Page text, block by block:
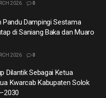
2026 0
Dampingi Sestama
di Saniang Baka dan Muaro
2026 0
Dilantik Sebagai Ketua
Kwarcab Kabupaten Solok